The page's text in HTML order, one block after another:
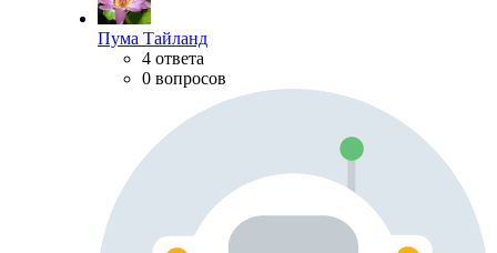
Пума Тайланд
4 ответа
0 вопросов